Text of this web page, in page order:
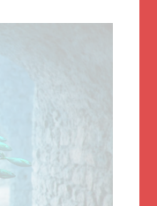
des lexies très